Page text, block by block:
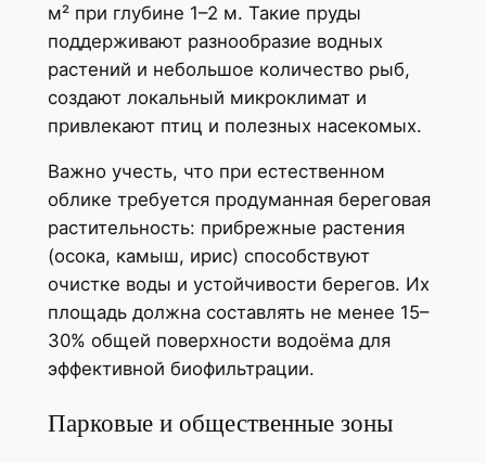
м² при глубине 1–2 м. Такие пруды
поддерживают разнообразие водных
растений и небольшое количество рыб,
создают локальный микроклимат и
привлекают птиц и полезных насекомых.
Важно учесть, что при естественном
облике требуется продуманная береговая
растительность: прибрежные растения
(осока, камыш, ирис) способствуют
очистке воды и устойчивости берегов. Их
площадь должна составлять не менее 15–
30% общей поверхности водоёма для
эффективной биофильтрации.
Парковые и общественные зоны